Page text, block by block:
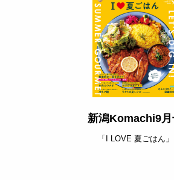
新潟Komachi9月
「I LOVE 夏ごはん」